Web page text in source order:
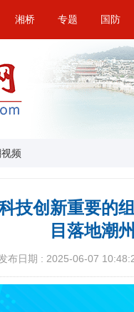
湘桥 专题 国防
频
技创新重要的
目落地潮州
布日期 : 2025-06-07